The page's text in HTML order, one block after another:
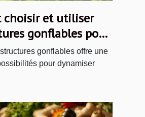
choisir et utiliser
gonflables pour
?
gonflables offre une
pour dynamiser